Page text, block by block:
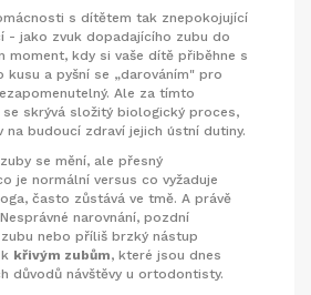
s dítětem tak znepokojující
- jako zvuk dopadajícího zubu do
moment, kdy si vaše dítě přiběhne s
kusu a pyšní se „darováním" pro
Ale za tímto
skrývá složitý biologický proces,
na budoucí zdraví jejich ústní dutiny.
se mění, ale přesný
je normální versus co vyžaduje
často zůstává ve tmě. A právě
narovnání, pozdní
nebo příliš brzký nástup
křivým zubům, které jsou dnes
důvodů návštěvy u ortodontisty.